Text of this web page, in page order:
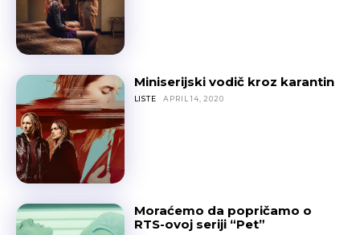
Miniserijski vodič kroz karantin
LISTE APRIL 14, 2020
Moraćemo da popričamo o
RTS-ovoj seriji “Pet”